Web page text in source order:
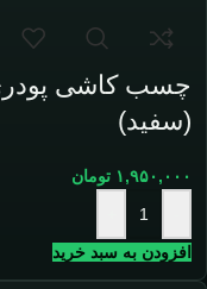
(سفید)
۱,۹۵۰,۰۰۰ تومان
افزودن به سبد خرید